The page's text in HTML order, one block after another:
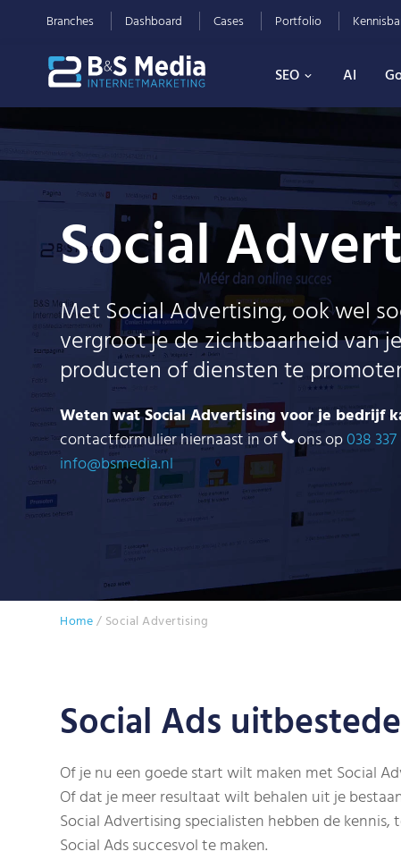
Branches Dashboard Cases Portfolio
SEO AI
Social
Met Social Advertising, ook wel
vergroot je de zichtbaarheid van
producten of diensten te
Weten wat Social Advertising voor je bedrijf
contactformulier hiernaast in of
ons op038
info@bsmedia.nl
Home/ Social Advertising
Social Ads
Of je nu een goede start wilt maken met Social
Of dat je meer resultaat wilt behalen uit je
Social Advertising specialisten hebben de
Social Ads succesvol te maken.